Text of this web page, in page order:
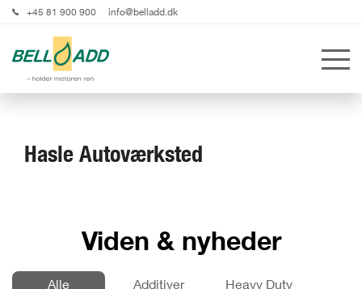
+45 81 900 900 info@belladd.dk
Hasle Autoværksted
Viden & nyheder
Alle Additiver
Heavy Duty